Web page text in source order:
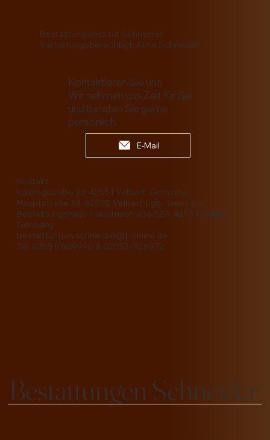
Kontakt
Kolpingstraße 33, 42551 Velbert, Germany
Hauptstraße 34, 42555 Velbert-Lgb., Germany
Bestattungshaus Industriestraße 52A, 42551 Velbert,
Germany
bestattungen.schneider@t-online.de
Tel. 02051/609990 & 02052/926972
Bestattungsinstitut Schneider
Vertretungsberechtigt: Anke Schneider
Kontaktieren Sie uns.
Wir nehmen uns Zeit für Sie
und beraten Sie gerne
persönlich.
E-Mail
Bestattungen Schneider